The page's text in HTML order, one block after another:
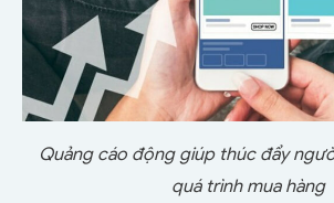
Quảng cáo động giúp thúc đẩy
quá trình mua hàng